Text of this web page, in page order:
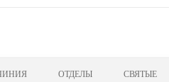
ОТДЕЛЫ СВЯТЫЕ